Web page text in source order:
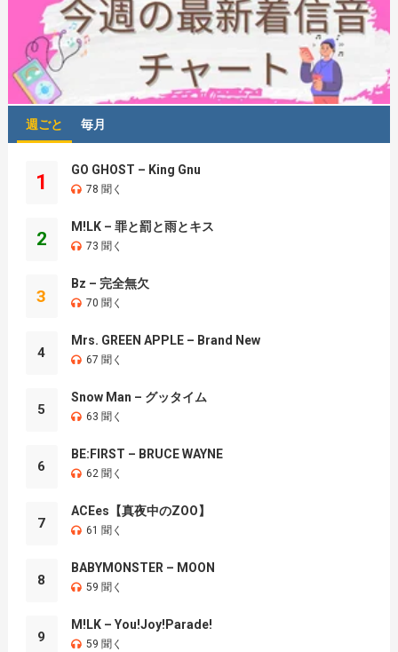
週ごと 毎月
1
GO GHOST – King Gnu
78 聞く
2
M!LK – 罪と罰と雨とキス
73 聞く
3
Bz – 完全無欠
70 聞く
4
Mrs. GREEN APPLE – Brand New
67 聞く
5
Snow Man – グッタイム
63 聞く
6
BE:FIRST – BRUCE WAYNE
62 聞く
7
ACEes【真夜中のZOO】
61 聞く
8
BABYMONSTER – MOON
59 聞く
9
M!LK – You!Joy!Parade!
59 聞く